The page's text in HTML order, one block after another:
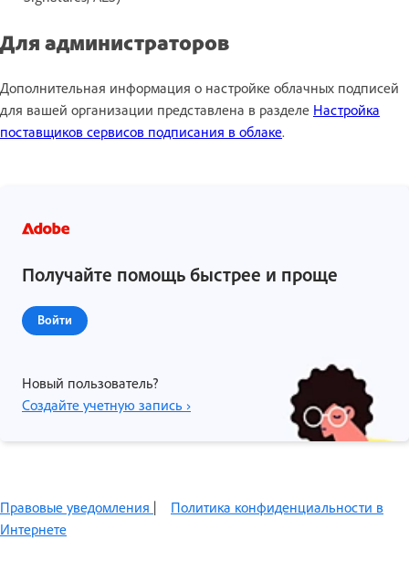
Для администраторов
Дополнительная информация о настройке облачных подписей
для вашей организации представлена в разделе Настройка
поставщиков сервисов подписания в облаке.
Получайте помощь быстрее и проще
Войти
Новый пользователь?
Создайте учетную запись ›
Правовые уведомления | Политика конфиденциальности в
Интернете